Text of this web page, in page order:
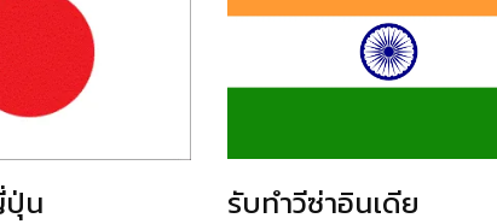
น รับทำวีซ่าอินเดีย